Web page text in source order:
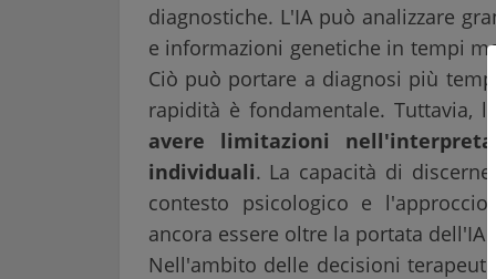
diagnostiche. L'IA può analizzare
e informazioni genetiche in tempi
Ciò può portare a diagnosi più
rapidità è fondamentale. Tuttavia,
avere limitazioni
individuali. La capacità di
contesto psicologico e
ancora essere oltre la portata dell'IA
Nell'ambito delle decisioni